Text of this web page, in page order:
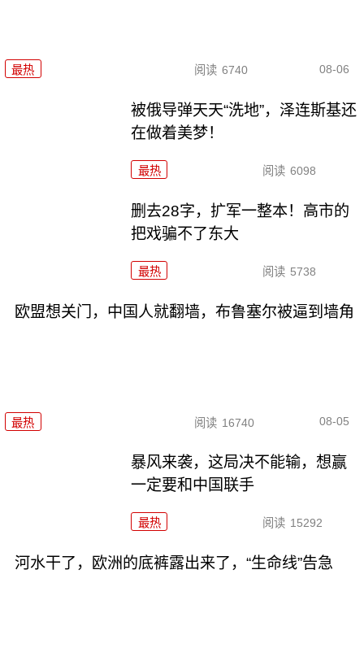
最热 阅读 6740 08-06
被俄导弹天天“洗地”，泽连斯基还
在做着美梦！
最热 阅读 6098
删去28字，扩军一整本！高市的
把戏骗不了东大
最热 阅读 5738
欧盟想关门，中国人就翻墙，布鲁塞尔被逼到墙角
最热 阅读 16740 08-05
暴风来袭，这局决不能输，想赢
一定要和中国联手
最热 阅读 15292
河水干了，欧洲的底裤露出来了，“生命线”告急